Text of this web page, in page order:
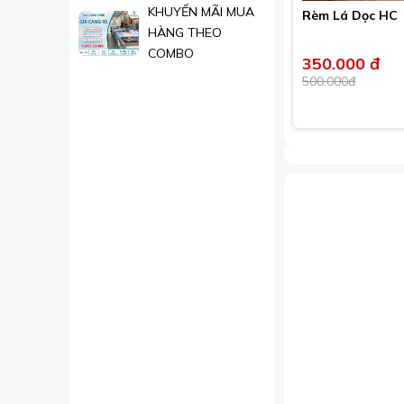
KHUYẾN MÃI MUA
HÀNG THEO
COMBO
Rèm Lá Dọc HC
350.000 đ
500.000đ